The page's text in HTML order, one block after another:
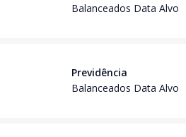
Balanceados Data Alvo
Previdência
Balanceados Data Alvo